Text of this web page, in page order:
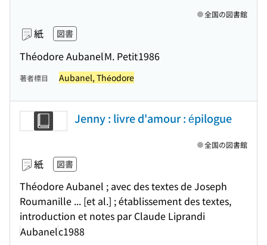
紙 図書
Théodore AubanelM. Petit1986
全国の図書館
著者標目 Aubanel, Théodore
Jenny : livre d'amour : épilogue
紙 図書
Théodore Aubanel ; avec des textes de Joseph
Roumanille ... [et al.] ; établissement des textes,
introduction et notes par Claude Liprandi
Aubanelc1988
全国の図書館